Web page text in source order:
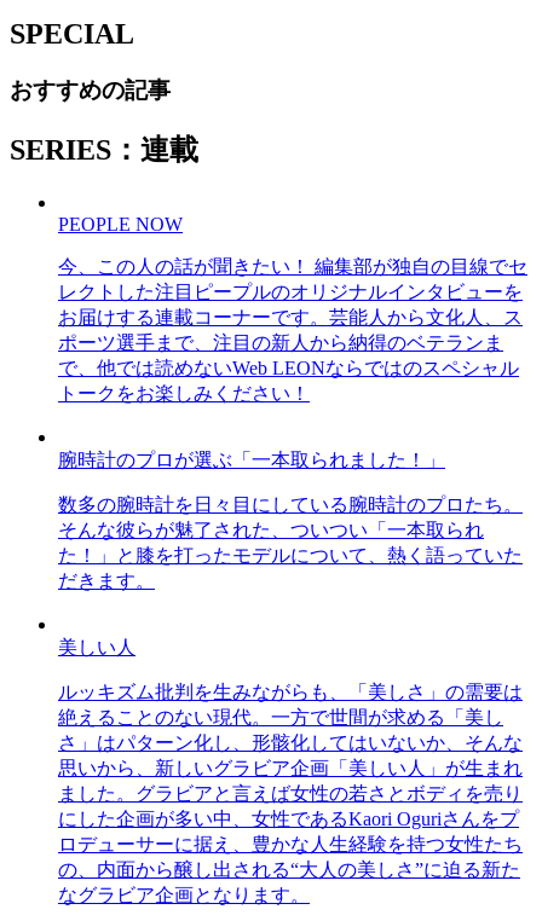
SPECIAL
おすすめの記事
SERIES：連載
PEOPLE NOW
今、この人の話が聞きたい！ 編集部が独自の目線でセ
レクトした注目ピープルのオリジナルインタビューを
お届けする連載コーナーです。芸能人から文化人、ス
ポーツ選手まで、注目の新人から納得のベテランま
で、他では読めないWeb LEONならではのスペシャル
トークをお楽しみください！
腕時計のプロが選ぶ「一本取られました！」
数多の腕時計を日々目にしている腕時計のプロたち。
そんな彼らが魅了された、ついつい「一本取られ
た！」と膝を打ったモデルについて、熱く語っていた
だきます。
美しい人
ルッキズム批判を生みながらも、「美しさ」の需要は
絶えることのない現代。一方で世間が求める「美し
さ」はパターン化し、形骸化してはいないか、そんな
思いから、新しいグラビア企画「美しい人」が生まれ
ました。グラビアと言えば女性の若さとボディを売り
にした企画が多い中、女性であるKaori Oguriさんをプ
ロデューサーに据え、豊かな人生経験を持つ女性たち
の、内面から醸し出される“大人の美しさ”に迫る新た
なグラビア企画となります。